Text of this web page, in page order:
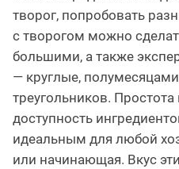
творог, попробовать
с творогом можно
большими, а также
— круглые,
треугольников.
доступность
идеальным для любой
или начинающая. Вкус